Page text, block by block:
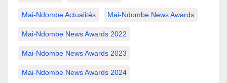
Mai-Ndombe Actualités Mai-Ndombe News Awards
Mai-Ndombe News Awards 2022
Mai-Ndombe News Awards 2023
Mai-Ndombe News Awards 2024